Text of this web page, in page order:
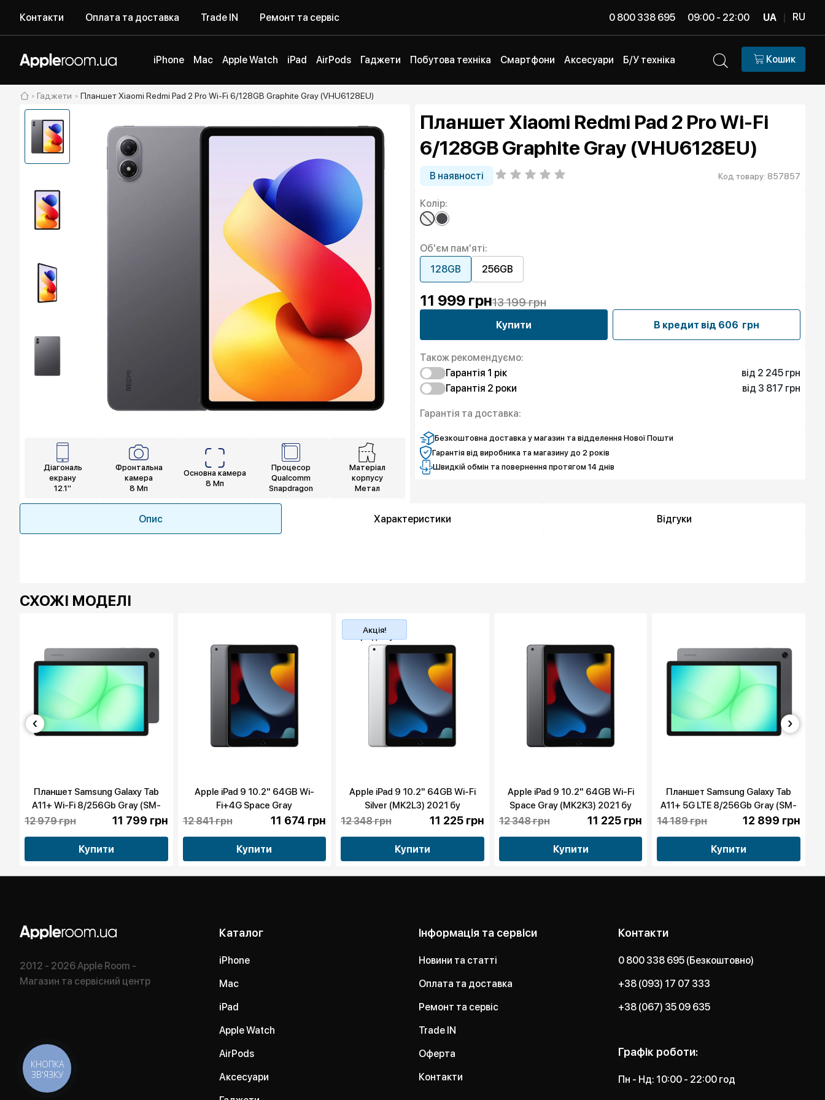
Контакти Оплата та доставка Trade IN Ремонт та сервіс 0 800 338 695 09:00 - 22:00 UA | RU
iPhone Mac Apple Watch iPad AirPods Гаджети Побутова техніка Смартфони Аксесуари Б/У техніка Кошик
Гаджети Планшет Xiaomi Redmi Pad 2 Pro Wi-Fi 6/128GB Graphite Gray (VHU6128EU)
Діагональ
екрану
12.1"
Фронтальна
камера
8 Мп
Основна камера
8 Мп
Процесор
Qualcomm
Snapdragon
Матеріал
корпусу
Метал
Планшет Xiaomi Redmi Pad 2 Pro Wi-Fi
6/128GB Graphite Gray (VHU6128EU)
В наявності Код товару: 857857
Колір:
Об'єм пам'яті:
128GB
256GB
11 999 грн13 199 грн
Купити В кредит від 606 грн
Також рекомендуємо:
Гарантія 1 рік
від 2 245 грн
Захист від браку
2 245 грн
Гарантія 2 роки
від 3 817 грн
Захист екрану
Гарантія та доставка:
Безкоштовна доставка у магазин та відделення Нової Пошти
Гарантія від виробника та магазину до 2 років
Швидкій обмін та повернення протягом 14 днів
Опис Характеристики Відгуки
СХОЖІ МОДЕЛІ
Планшет Samsung Galaxy Tab
A11+ Wi-Fi 8/256Gb Gray (SM-
X230NZAP)
12 979 грн 11 799 грн
Купити
Apple iPad 9 10.2" 64GB Wi-
Fi+4G Space Gray
(MK663,MK473) 2021 бу
12 841 грн 11 674 грн
Купити
Топ
продажу
Акція!
Apple iPad 9 10.2" 64GB Wi-Fi
Silver (MK2L3) 2021 бу
12 348 грн 11 225 грн
Купити
Apple iPad 9 10.2" 64GB Wi-Fi
Space Gray (MK2K3) 2021 бу
12 348 грн 11 225 грн
Купити
Планшет Samsung Galaxy Tab
A11+ 5G LTE 8/256Gb Gray (SM-
X236BZAP)
14 189 грн 12 899 грн
Купити
‹ ›
2012 - 2026 Apple Room -
Магазин та сервісний центр
Каталог
iPhone
Mac
iPad
Apple Watch
AirPods
Аксесуари
Інформація та сервіси
Новини та статті
Оплата та доставка
Ремонт та сервіс
Trade IN
Оферта
Контакти
Контакти
0 800 338 695 (Безкоштовно)
+38 (093) 17 07 333
+38 (067) 35 09 635
Графік роботи:
Пн - Нд: 10:00 - 22:00 год
КНОПКА
ЗВ'ЯЗКУ